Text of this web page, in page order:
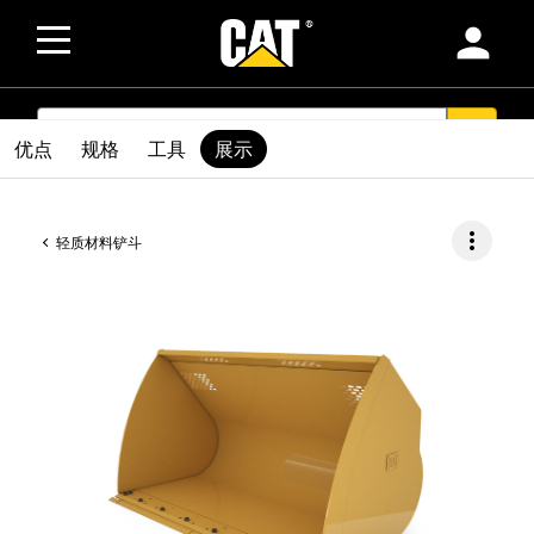
person
SEARCH
轻质材料铲斗 more_vert
优点 规格 工具 展示